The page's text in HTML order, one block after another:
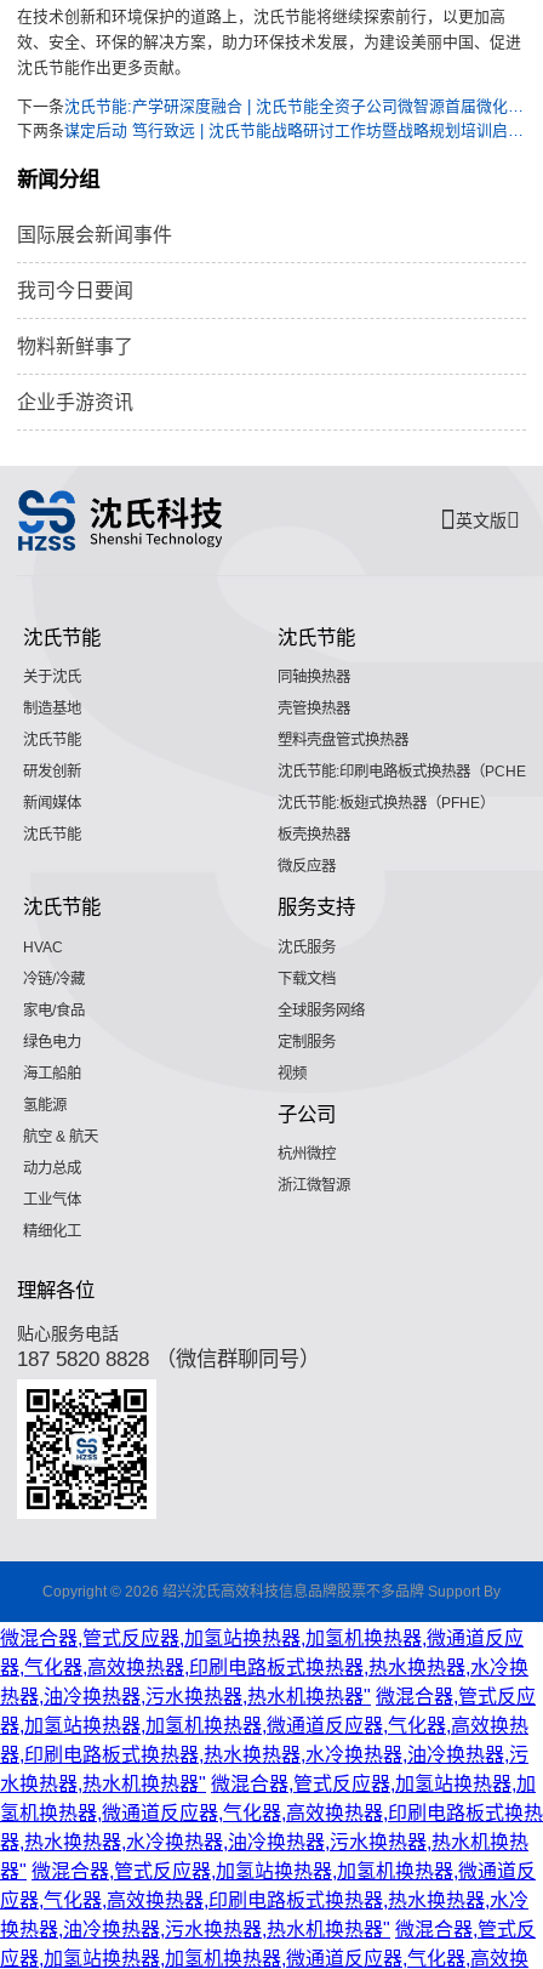
在技术创新和环境保护的道路上，沈氏节能将继续探索前行，以更加高
效、安全、环保的解决方案，助力环保技术发展，为建设美丽中国、促进
沈氏节能作出更多贡献。
下一条
沈氏节能:产学研深度融合 | 沈氏节能全资子公司微智源首届微化工暑期实训完美落幕
下两条
谋定后动 笃行致远 | 沈氏节能战略研讨工作坊暨战略规划培训启动会召开
新闻分组
国际展会新闻事件
我司今日要闻
物料新鲜事了
企业手游资讯
英文版
沈氏节能
关于沈氏
制造基地
沈氏节能
研发创新
新闻媒体
沈氏节能
沈氏节能
同轴换热器
壳管换热器
塑料壳盘管式换热器
沈氏节能:印刷电路板式换热器（PCHE）
沈氏节能:板翅式换热器（PFHE）
板壳换热器
微反应器
沈氏节能
HVAC
冷链/冷藏
家电/食品
绿色电力
海工船舶
氢能源
航空 & 航天
动力总成
工业气体
精细化工
服务支持
沈氏服务
下载文档
全球服务网络
定制服务
视频
子公司
杭州微控
浙江微智源
理解各位
贴心服务电話
187 5820 8828 （微信群聊同号）
Copyright © 2026 绍兴沈氏高效科技信息品牌股票不多品牌 Support By
微混合器,管式反应器,加氢站换热器,加氢机换热器,微通道反应
器,气化器,高效换热器,印刷电路板式换热器,热水换热器,水冷换
热器,油冷换热器,污水换热器,热水机换热器" 微混合器,管式反应
器,加氢站换热器,加氢机换热器,微通道反应器,气化器,高效换热
器,印刷电路板式换热器,热水换热器,水冷换热器,油冷换热器,污
水换热器,热水机换热器" 微混合器,管式反应器,加氢站换热器,加
氢机换热器,微通道反应器,气化器,高效换热器,印刷电路板式换热
器,热水换热器,水冷换热器,油冷换热器,污水换热器,热水机换热
器" 微混合器,管式反应器,加氢站换热器,加氢机换热器,微通道反
应器,气化器,高效换热器,印刷电路板式换热器,热水换热器,水冷
换热器,油冷换热器,污水换热器,热水机换热器" 微混合器,管式反
应器,加氢站换热器,加氢机换热器,微通道反应器,气化器,高效换